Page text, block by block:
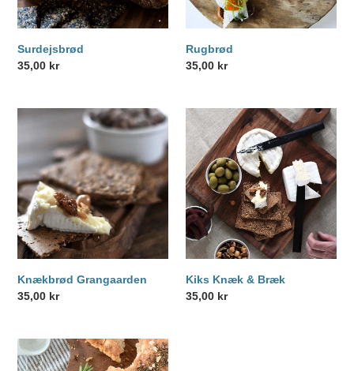
n
Surdejsbrød
Normalpris
35,00 kr
Rugbrød
Normalpris
35,00 kr
Knækbrød
Knækbrød Grangaarden
Normalpris
35,00 kr
Kiks
Knæk
&
Bræk
Kiks Knæk & Bræk
Normalpris
35,00 kr
Foccacia
brød